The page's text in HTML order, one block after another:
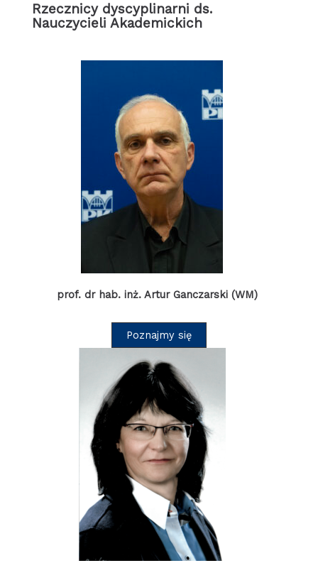
Rzecznicy dyscyplinarni ds.
Nauczycieli Akademickich
prof. dr hab. inż. Artur Ganczarski (WM)
Poznajmy się